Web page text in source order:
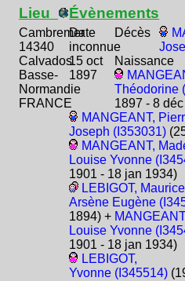
Lieu
Cambremer
14340
Calvados
Basse-
Normandie
FRANCE
Évènements
Date
inconnue
Décès
15 oct
1897
Naissance
Théodorine
1897 - 8
MANGEANT,
Joseph (I353031)
MANGEANT,
Louise Yvonne
1901 - 18 jan 1934)
LEBIGOT,
Arsène Eugène
1894) +
Louise Yvonne
1901 - 18 jan 1934)
LEBIGOT,
Yvonne (I345514)